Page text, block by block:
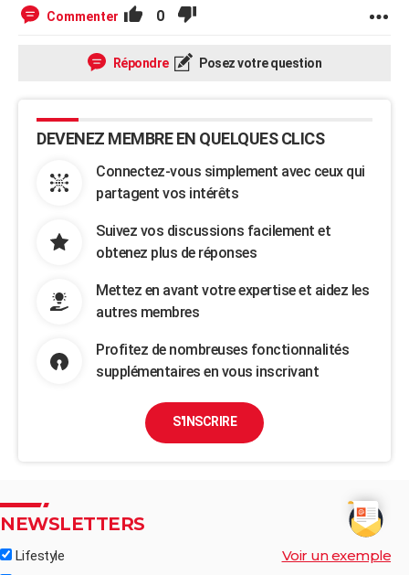
Commenter 0
Répondre Posez votre question
DEVENEZ MEMBRE EN QUELQUES CLICS
Connectez-vous simplement avec ceux qui
partagent vos intérêts
Suivez vos discussions facilement et
obtenez plus de réponses
Mettez en avant votre expertise et aidez les
autres membres
Profitez de nombreuses fonctionnalités
supplémentaires en vous inscrivant
S'INSCRIRE
NEWSLETTERS
Lifestyle Voir un exemple